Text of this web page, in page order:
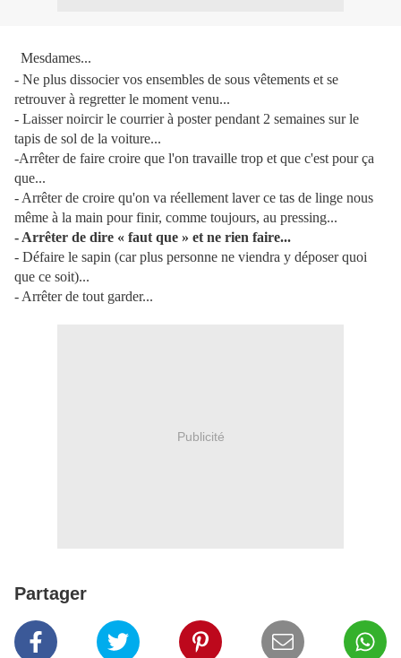
Mesdames...
- Ne plus dissocier vos ensembles de sous vêtements et se
retrouver à regretter le moment venu...
- Laisser noircir le courrier à poster pendant 2 semaines sur le
tapis de sol de la voiture...
-Arrêter de faire croire que l'on travaille trop et que c'est pour ça
que...
- Arrêter de croire qu'on va réellement laver ce tas de linge nous
même à la main pour finir, comme toujours, au pressing...
- Arrêter de dire « faut que » et ne rien faire...
- Défaire le sapin (car plus personne ne viendra y déposer quoi
que ce soit)...
- Arrêter de tout garder...
Publicité
Partager